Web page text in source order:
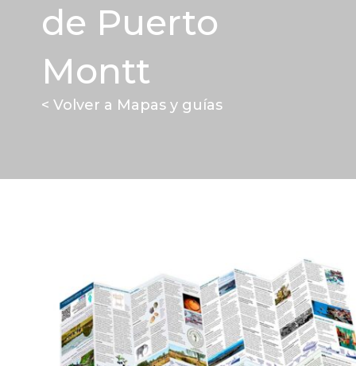
de Puerto
Montt
< Volver a Mapas y guías